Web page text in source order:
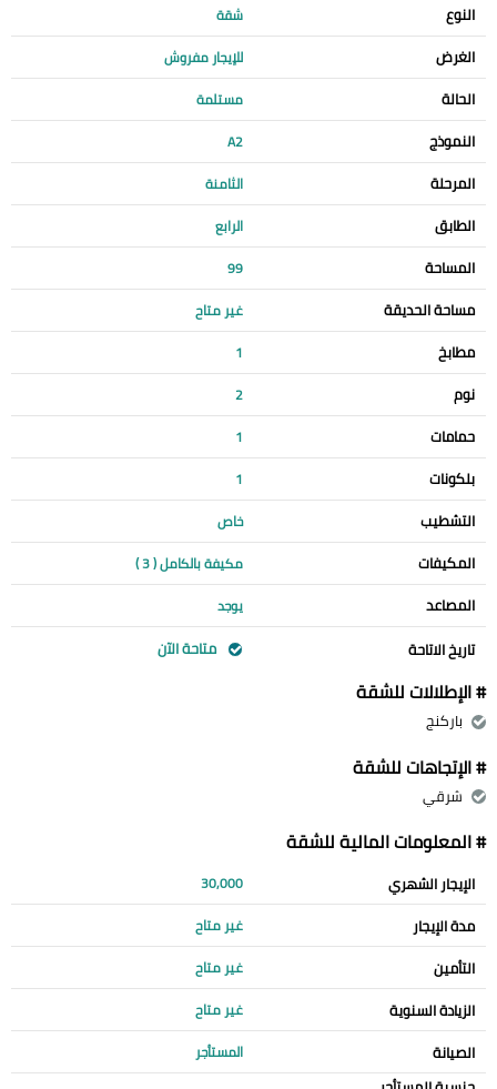
النوع شقة
الغرض للإيجار مفروش
الحالة مستلمة
النموذج A2
المرحلة الثامنة
الطابق الرابع
المساحة 99
مساحة الحديقة غير متاح
مطابخ 1
نوم 2
حمامات 1
بلكونات 1
التشطيب خاص
المكيفات مكيفة بالكامل ( 3 )
المصاعد يوجد
تاريخ الاتاحة متاحة الآن
# الإطلالات للشقة
باركنج
# الإتجاهات للشقة
شرقي
# المعلومات المالية للشقة
الإيجار الشهري 30,000
مدة الإيجار غير متاح
التأمين غير متاح
الزيادة السنوية غير متاح
الصيانة المستأجر